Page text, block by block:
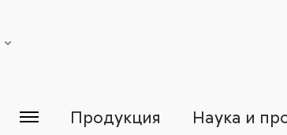
Продукция Наука и